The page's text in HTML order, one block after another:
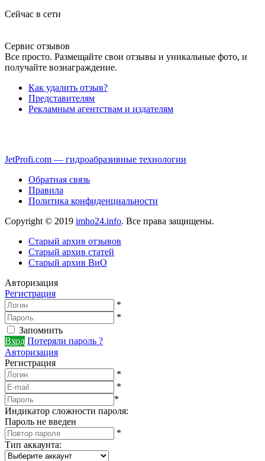
Сейчас в сети
Сервис отзывов
Все просто. Размещайте свои отзывы и уникальные фото, и
получайте вознаграждение.
Как удалить отзыв?
Представителям
Рекламным агентствам и издателям
JetProfi.com — гидроабразивные технологии
Обратная связь
Правила
Политика конфиденциальности
Copyright © 2019 imho24.info. Все права защищены.
Старый архив отзывов
Старый архив статей
Старый архив ВиО
Авторизация
Регистрация
*
*
Запомнить
Вход Потеряли пароль ?
Авторизация
Регистрация
*
*
*
Индикатор сложности пароля:
Пароль не введен
*
Тип аккаунта: